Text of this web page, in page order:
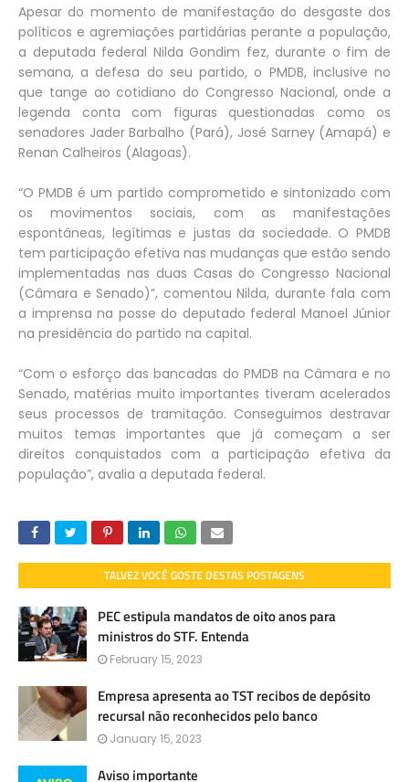
Apesar do momento de manifestação do desgaste dos
políticos e agremiações partidárias perante a população,
a deputada federal Nilda Gondim fez, durante o fim de
semana, a defesa do seu partido, o PMDB, inclusive no
que tange ao cotidiano do Congresso Nacional, onde a
legenda conta com figuras questionadas como os
senadores Jader Barbalho (Pará), José Sarney (Amapá) e
Renan Calheiros (Alagoas).
“O PMDB é um partido comprometido e sintonizado com
os movimentos sociais, com as manifestações
espontâneas, legítimas e justas da sociedade. O PMDB
tem participação efetiva nas mudanças que estão sendo
implementadas nas duas Casas do Congresso Nacional
(Câmara e Senado)”, comentou Nilda, durante fala com
a imprensa na posse do deputado federal Manoel Júnior
na presidência do partido na capital.
“Com o esforço das bancadas do PMDB na Câmara e no
Senado, matérias muito importantes tiveram acelerados
seus processos de tramitação. Conseguimos destravar
muitos temas importantes que já começam a ser
direitos conquistados com a participação efetiva da
população”, avalia a deputada federal.
TALVEZ VOCÊ GOSTE DESTAS POSTAGENS
PEC estipula mandatos de oito anos para
ministros do STF. Entenda
February 15, 2023
Empresa apresenta ao TST recibos de depósito
recursal não reconhecidos pelo banco
January 15, 2023
Aviso importante